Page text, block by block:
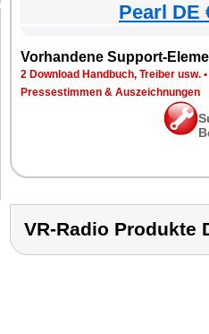
Pearl DE
Vorhandene Support-
2 Download Handbuch, Treiber usw. •
Pressestimmen & Auszeichnungen
VR-Radio Produkte